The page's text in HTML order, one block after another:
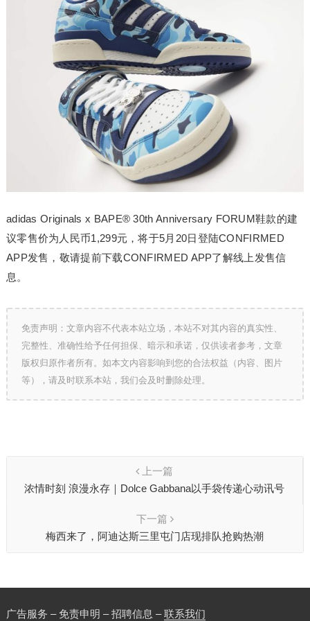
adidas Originals x BAPE® 30th Anniversary FORUM鞋款的建
议零售价为人民币1,299元，将于5月20日登陆CONFIRMED
APP发售，敬请提前下载CONFIRMED APP了解线上发售信
息。
免责声明：文章内容不代表本站立场，本站不对其内容的真实性、
完整性、准确性给予任何担保、暗示和承诺，仅供读者参考，文章
版权归原作者所有。如本文内容影响到您的合法权益（内容、图片
等），请及时联系本站，我们会及时删除处理。
上一篇
浓情时刻 浪漫永存｜Dolce Gabbana以手袋传递心动讯号
下一篇
梅西来了，阿迪达斯三里屯门店现排队抢购热潮
广告服务 – 免责申明 – 招聘信息 –联系我们